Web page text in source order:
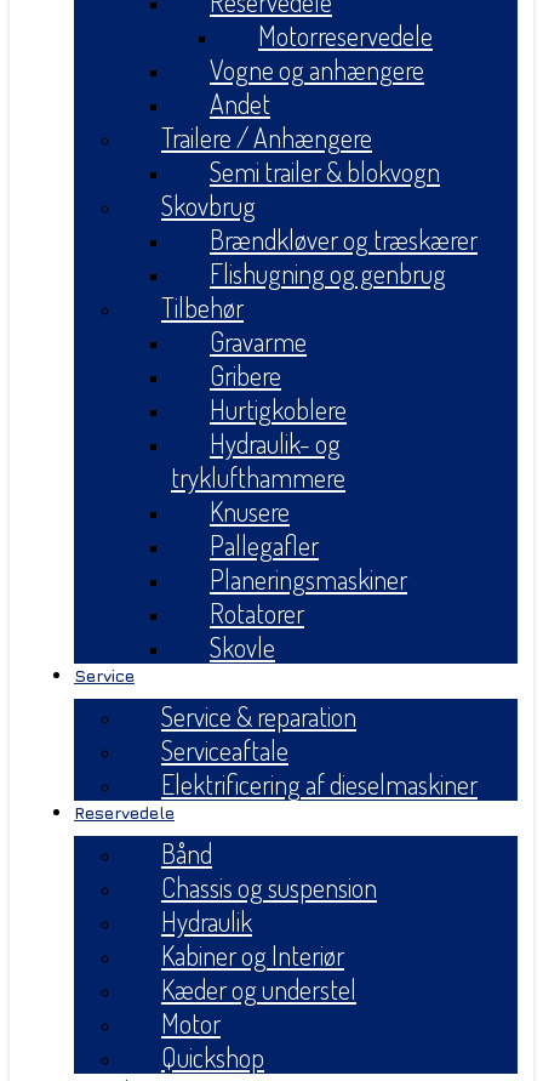
Motorreservedele
Vogne og anhængere
Andet
Trailere / Anhængere
Semi trailer & blokvogn
Skovbrug
Brændkløver og træskærer
Flishugning og genbrug
Tilbehør
Gravarme
Gribere
Hurtigkoblere
Hydraulik- og
tryklufthammere
Knusere
Pallegafler
Planeringsmaskiner
Rotatorer
Skovle
Service
Service & reparation
Serviceaftale
Elektrificering af dieselmaskiner
Reservedele
Bånd
Chassis og suspension
Hydraulik
Kabiner og Interiør
Kæder og understel
Motor
Quickshop